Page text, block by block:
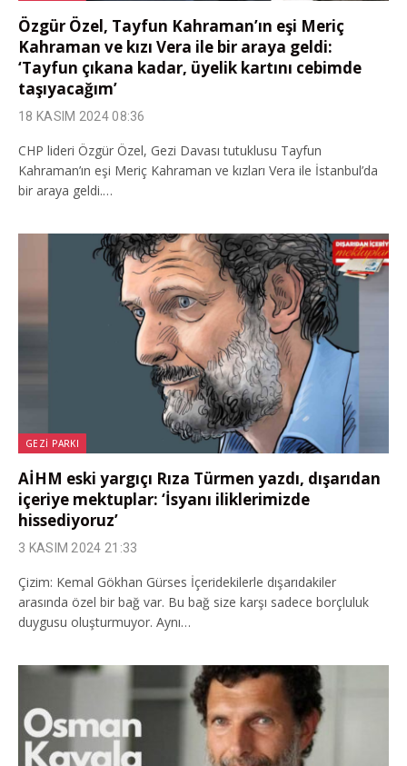
Özgür Özel, Tayfun Kahraman’ın eşi Meriç
Kahraman ve kızı Vera ile bir araya geldi:
‘Tayfun çıkana kadar, üyelik kartını cebimde
taşıyacağım’
18 KASIM 2024 08:36
CHP lideri Özgür Özel, Gezi Davası tutuklusu Tayfun
Kahraman’ın eşi Meriç Kahraman ve kızları Vera ile İstanbul’da
bir araya geldi.…
GEZI PARKI
AİHM eski yargıçı Rıza Türmen yazdı, dışarıdan
içeriye mektuplar: ‘İsyanı iliklerimizde
hissediyoruz’
3 KASIM 2024 21:33
Çizim: Kemal Gökhan Gürses İçeridekilerle dışarıdakiler
arasında özel bir bağ var. Bu bağ size karşı sadece borçluluk
duygusu oluşturmuyor. Aynı…